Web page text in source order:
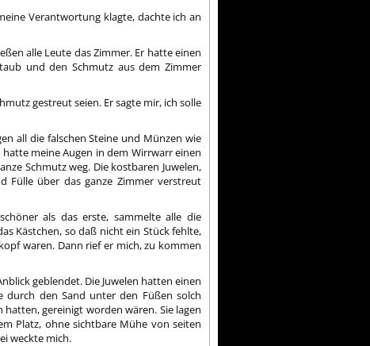
Verantwortung klagte, dachte ich an
alle Leute das Zimmer. Er hatte einen
und den Schmutz aus dem Zimmer
gestreut seien. Er sagte mir, ich solle
all die falschen Steine und Münzen wie
meine Augen in dem Wirrwarr einen
Schmutz weg. Die kostbaren Juwelen,
Fülle über das ganze Zimmer verstreut
als das erste, sammelte alle die
Kästchen, so daß nicht ein Stück fehlte,
waren. Dann rief er mich, zu kommen
geblendet. Die Juwelen hatten einen
den Sand unter den Füßen solch
gereinigt worden wären. Sie lagen
Platz, ohne sichtbare Mühe von seiten
weckte mich.